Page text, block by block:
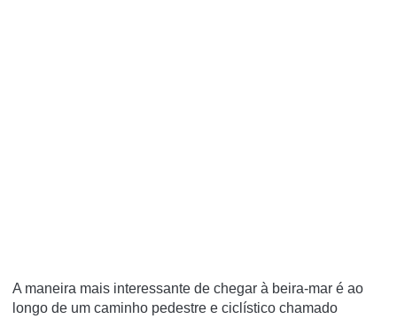
A maneira mais interessante de chegar à beira-mar é ao
longo de um caminho pedestre e ciclístico chamado